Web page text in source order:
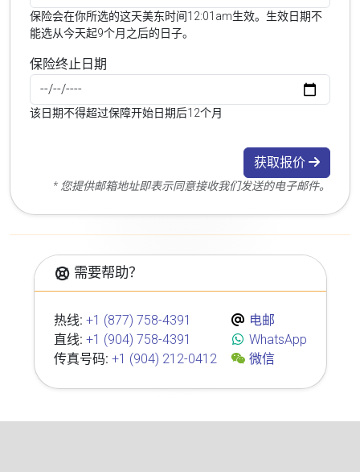
保险会在你所选的这天美东时间12:01am生效。生效日期不
能选从今天起9个月之后的日子。
保险终止日期
该日期不得超过保障开始日期后12个月
获取报价
* 您提供邮箱地址即表示同意接收我们发送的电子邮件。
需要帮助？
热线: +1 (877) 758-4391
直线: +1 (904) 758-4391
传真号码: +1 (904) 212-0412
电邮
WhatsApp
微信